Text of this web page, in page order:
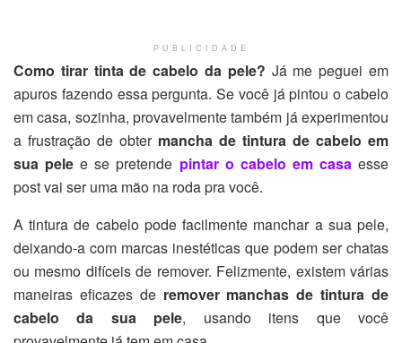
PUBLICIDADE
Como tirar tinta de cabelo da pele? Já me peguei em
apuros fazendo essa pergunta. Se você já pintou o cabelo
em casa, sozinha, provavelmente também já experimentou
a frustração de obter mancha de tintura de cabelo em
sua pelee se pretende pintar o cabelo em casaesse
post vai ser uma mão na roda pra você.
A tintura de cabelo pode facilmente manchar a sua pele,
deixando-a com marcas inestéticas que podem ser chatas
ou mesmo difíceis de remover. Felizmente, existem várias
maneiras eficazes de remover manchas de tintura de
cabelo da sua pele, usando itens que você